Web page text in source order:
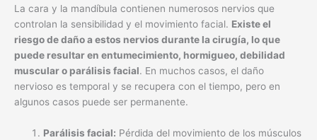
La cara y la mandíbula contienen numerosos nervios que
controlan la sensibilidad y el movimiento facial. Existe el
riesgo de daño a estos nervios durante la cirugía, lo que
puede resultar en entumecimiento, hormigueo, debilidad
muscular o parálisis facial. En muchos casos, el daño
nervioso es temporal y se recupera con el tiempo, pero en
algunos casos puede ser permanente.
Parálisis facial: Pérdida del movimiento de los músculos